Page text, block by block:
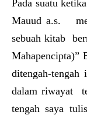
Pada suatu
Mauud a.s.
sebuah kitab
Mahapencipta)”
ditengah-tengah
dalam riwayat
tengah saya